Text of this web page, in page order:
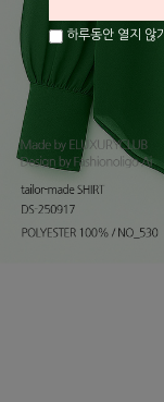
하루동안 열지 않기